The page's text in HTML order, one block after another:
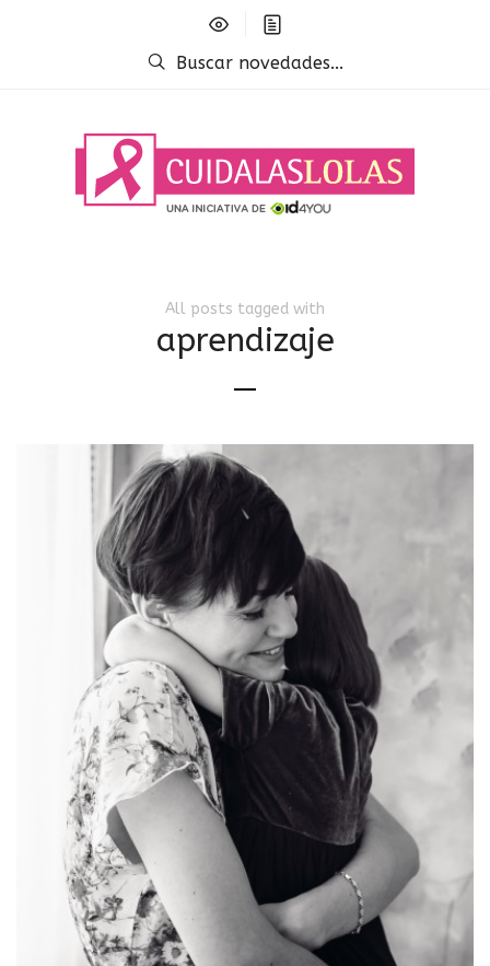
Buscar novedades...
All posts tagged with
aprendizaje